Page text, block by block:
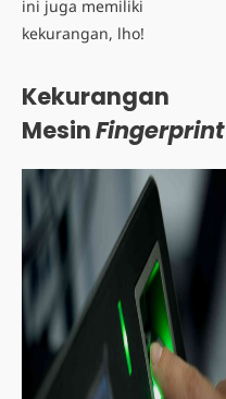
ini juga memiliki
kekurangan, lho!
Kekurangan
MesinFingerprint